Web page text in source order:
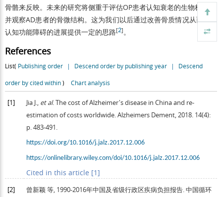
骨骼来反映。未来的研究将侧重于评估OP患者认知衰老的生物标志物,
并观察AD患者的骨微结构。这为我们以后通过改善骨质情况从而延缓
认知功能障碍的进展提供一定的思路[2]。
References
List( Publishing order | Descend order by publishing year | Descend
order by cited within) Chart analysis
[1] Jia J., et al. The cost of Alzheimer's disease in China and re-
estimation of costs worldwide.Alzheimers Dement,2018. 14(4):
p. 483-491.
https://doi.org/10.1016/j.jalz.2017.12.006
https://onlinelibrary.wiley.com/doi/10.1016/j.jalz.2017.12.006
Cited in this article [1]
[2] 曾新颖 等, 1990-2016年中国及省级行政区疾病负担报告.中国循环